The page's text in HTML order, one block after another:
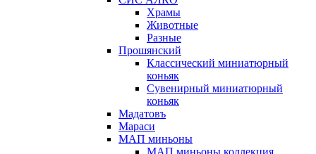
Храмы
Животные
Разные
Прошянский
Классический миниатюрный
коньяк
Сувенирный миниатюрный
коньяк
Мадатовъ
Мараси
МАП миньоны
МАП миньоны коллекция